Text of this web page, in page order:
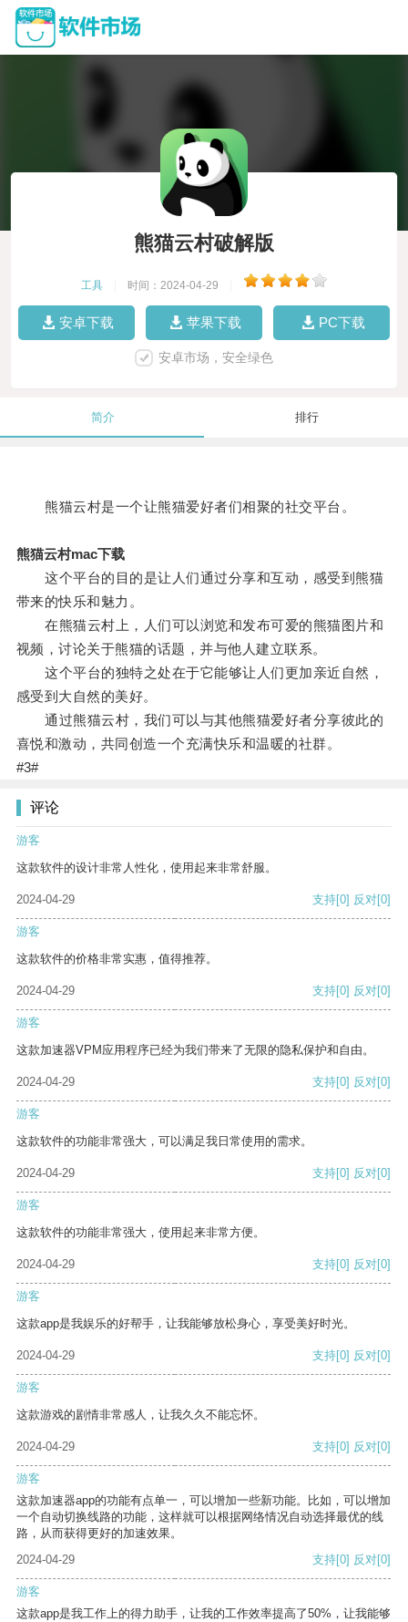
熊猫云村破解版
工具 时间：2024-04-29
安卓下载 苹果下载 PC下载
安卓市场，安全绿色
简介 排行
熊猫云村是一个让熊猫爱好者们相聚的社交平台。
熊猫云村mac下载
这个平台的目的是让人们通过分享和互动，感受到熊猫
带来的快乐和魅力。
在熊猫云村上，人们可以浏览和发布可爱的熊猫图片和
视频，讨论关于熊猫的话题，并与他人建立联系。
这个平台的独特之处在于它能够让人们更加亲近自然，
感受到大自然的美好。
通过熊猫云村，我们可以与其他熊猫爱好者分享彼此的
喜悦和激动，共同创造一个充满快乐和温暖的社群。
#3#
评论
游客
这款软件的设计非常人性化，使用起来非常舒服。
2024-04-29 支持[0] 反对[0]
游客
这款软件的价格非常实惠，值得推荐。
2024-04-29 支持[0] 反对[0]
游客
这款加速器VPM应用程序已经为我们带来了无限的隐私保护和自由。
2024-04-29 支持[0] 反对[0]
游客
这款软件的功能非常强大，可以满足我日常使用的需求。
2024-04-29 支持[0] 反对[0]
游客
这款软件的功能非常强大，使用起来非常方便。
2024-04-29 支持[0] 反对[0]
游客
这款app是我娱乐的好帮手，让我能够放松身心，享受美好时光。
2024-04-29 支持[0] 反对[0]
游客
这款游戏的剧情非常感人，让我久久不能忘怀。
2024-04-29 支持[0] 反对[0]
游客
这款加速器app的功能有点单一，可以增加一些新功能。比如，可以增加
一个自动切换线路的功能，这样就可以根据网络情况自动选择最优的线
路，从而获得更好的加速效果。
2024-04-29
支持[0] 反对[0]
游客
这款app是我工作上的得力助手，让我的工作效率提高了50%，让我能够